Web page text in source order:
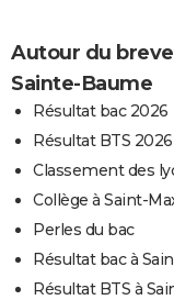
Autour du
Sainte-Baume
Résultat bac 2026
Résultat BTS 2026
Classement des
Collège à Saint-
Perles du bac
Résultat bac à
Résultat BTS à